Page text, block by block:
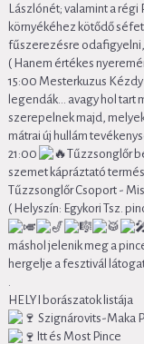
Lászlónét; valamint a régi
környékéhez kötődő
fűszerezésre
( Hanem értékes
15:00 Mesterkuzus
legendák... avagy hol tart
szerepelnek majd,
mátrai új hullám
21:00
Tűzzsonglőr
szemet kápráztató
Tűzzsonglőr Csoport -
( Helyszín: Egykori Tsz.
máshol jelenik meg a
hergelje a fesztivál
HELYI borászatok listája
Szignárovits-Maka
Itt és Most Pince